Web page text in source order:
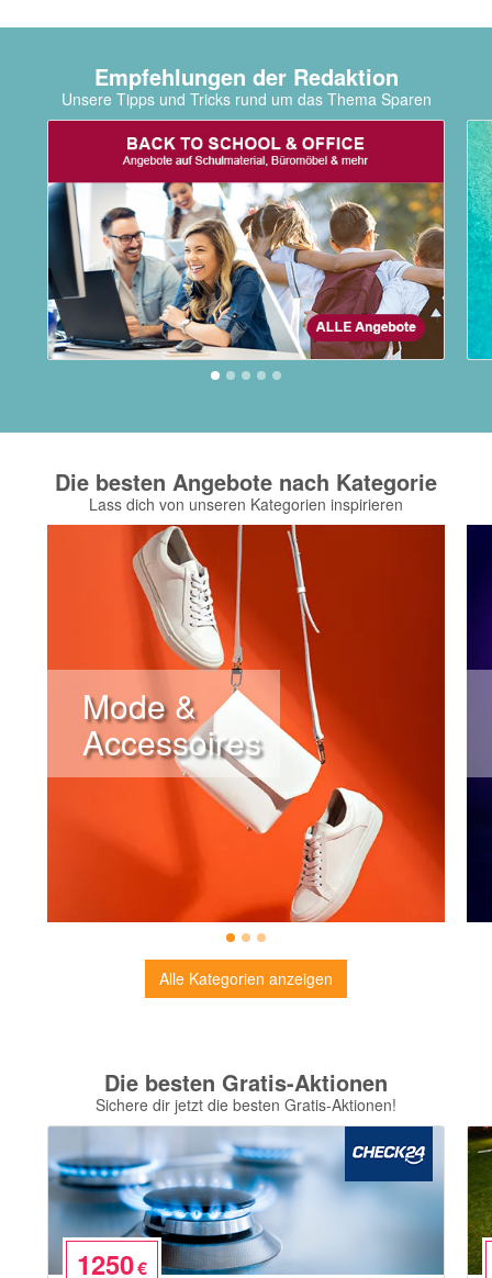
Empfehlungen der Redaktion
Unsere Tipps und Tricks rund um das Thema Sparen
Die besten Angebote nach Kategorie
Lass dich von unseren Kategorien inspirieren
Mode &
Accessoires
Alle Kategorien anzeigen
Die besten Gratis-Aktionen
Sichere dir jetzt die besten Gratis-Aktionen!
1250€